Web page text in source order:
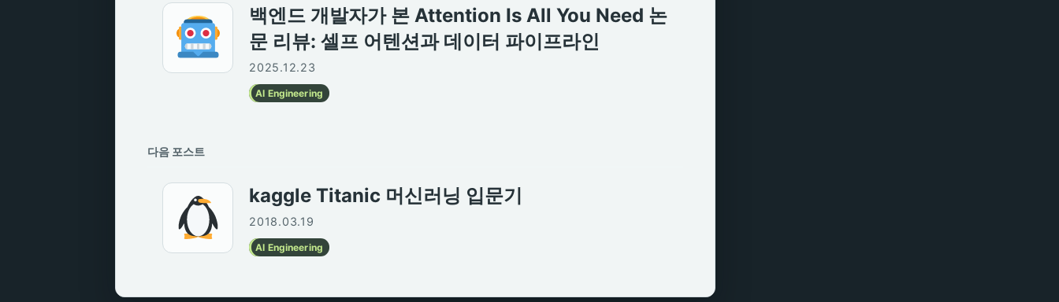
백엔드 개발자가 본 Attention Is All You Need 논
문 리뷰: 셀프 어텐션과 데이터 파이프라인
2025.12.23
AI Engineering
다음 포스트
kaggle Titanic 머신러닝 입문기
2018.03.19
AI Engineering